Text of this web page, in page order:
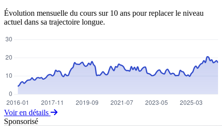
Évolution mensuelle du cours sur 10 ans pour replacer le niveau
actuel dans sa trajectoire longue.
Voir en détails
Sponsorisé